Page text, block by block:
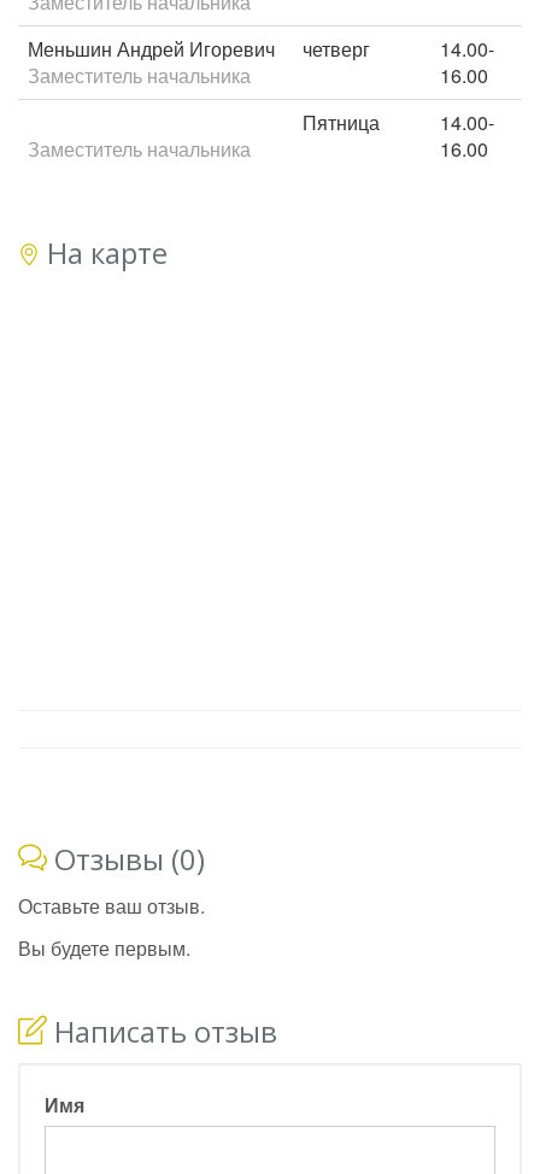
Меньшин Андрей Игоревич
Заместитель начальника
четверг
14.00-
16.00
Заместитель начальника
Пятница
14.00-
16.00
На карте
Отзывы (0)
Оставьте ваш отзыв.
Вы будете первым.
Написать отзыв
Имя